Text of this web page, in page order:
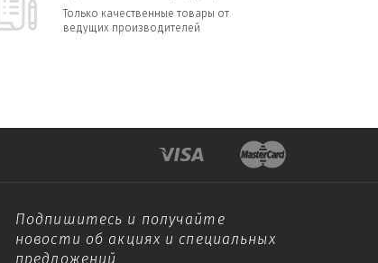
Только качественные товары от
ведущих производителей
Подпишитесь и получайте
новости об акциях и специальных
предложений